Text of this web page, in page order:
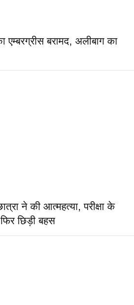
एम्बरग्रीस बरामद, अलीबाग का
ने की आत्महत्या, परीक्षा के
छिड़ी बहस